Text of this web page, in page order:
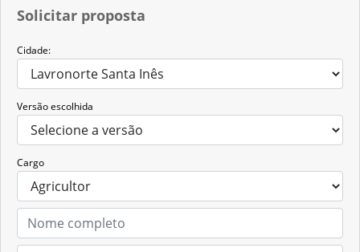
Solicitar proposta
Cidade:
Versão escolhida
Cargo